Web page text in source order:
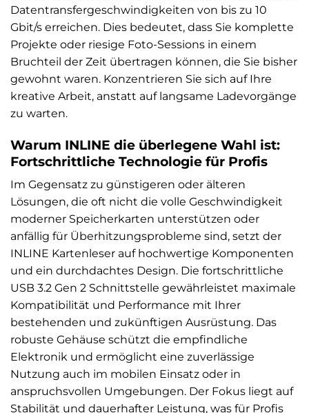
Datentransfergeschwindigkeiten von bis zu 10
Gbit/s erreichen. Dies bedeutet, dass Sie komplette
Projekte oder riesige Foto-Sessions in einem
Bruchteil der Zeit übertragen können, die Sie bisher
gewohnt waren. Konzentrieren Sie sich auf Ihre
kreative Arbeit, anstatt auf langsame Ladevorgänge
zu warten.
Warum INLINE die überlegene Wahl ist:
Fortschrittliche Technologie für Profis
Im Gegensatz zu günstigeren oder älteren
Lösungen, die oft nicht die volle Geschwindigkeit
moderner Speicherkarten unterstützen oder
anfällig für Überhitzungsprobleme sind, setzt der
INLINE Kartenleser auf hochwertige Komponenten
und ein durchdachtes Design. Die fortschrittliche
USB 3.2 Gen 2 Schnittstelle gewährleistet maximale
Kompatibilität und Performance mit Ihrer
bestehenden und zukünftigen Ausrüstung. Das
robuste Gehäuse schützt die empfindliche
Elektronik und ermöglicht eine zuverlässige
Nutzung auch im mobilen Einsatz oder in
anspruchsvollen Umgebungen. Der Fokus liegt auf
Stabilität und dauerhafter Leistung, was für Profis